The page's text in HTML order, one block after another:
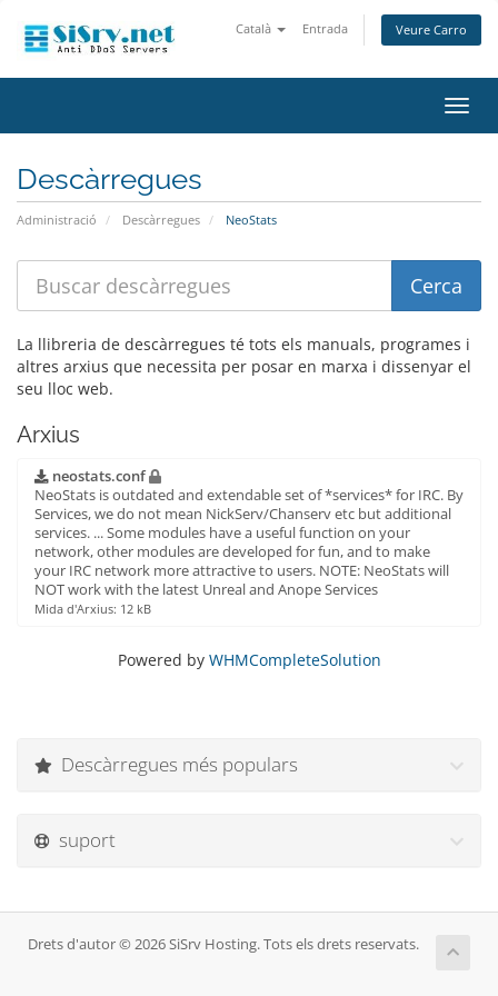
Català Entrada Veure Carro
la
Descàrregues
Administració Descàrregues NeoStats
La llibreria de descàrregues té tots els manuals, programes i
altres arxius que necessita per posar en marxa i dissenyar el
seu lloc web.
Arxius
neostats.conf
NeoStats is outdated and extendable set of *services* for IRC. By
Services, we do not mean NickServ/Chanserv etc but additional
services. ... Some modules have a useful function on your
network, other modules are developed for fun, and to make
your IRC network more attractive to users. NOTE: NeoStats will
NOT work with the latest Unreal and Anope Services
Mida d'Arxius: 12 kB
Powered by WHMCompleteSolution
Descàrregues més populars
suport
Drets d'autor © 2026 SiSrv Hosting. Tots els drets reservats.